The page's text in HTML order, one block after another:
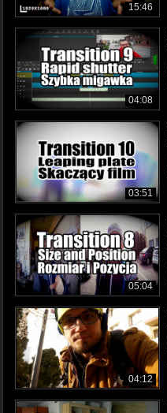
15:46
04:08
03:51
05:04
04:12